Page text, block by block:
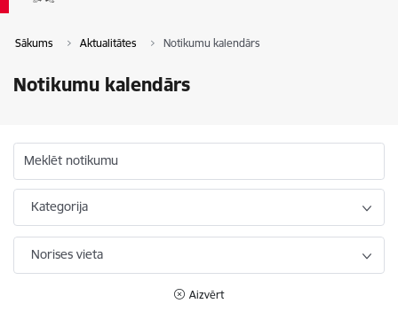
Sākums Aktualitātes Notikumu kalendārs
Notikumu kalendārs
Meklēt notikumu
Kategorija
Norises vieta
Aizvērt